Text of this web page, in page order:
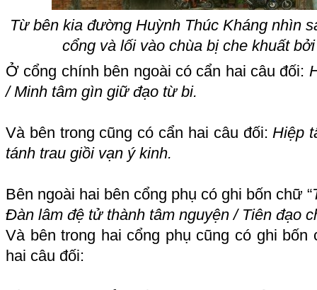
Từ bên kia đường Huỳnh Thúc Kháng nhìn
cổng và lối vào chùa bị che khuất
Ở cổng chính bên ngoài có cẩn hai câu đối:
/ Minh tâm gìn giữ đạo từ bi.
Và bên trong cũng có cẩn hai câu đối:Hiệp
tánh trau giồi vạn ý kinh.
Bên ngoài hai bên cổng phụ có ghi bốn chữ “
Đàn lâm đệ tử thành tâm nguyện / Tiên đạo
Và bên trong hai cổng phụ cũng có ghi bốn
hai câu đối: